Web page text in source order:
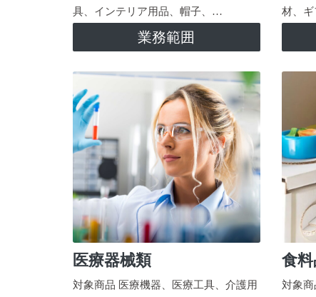
具、インテリア用品、帽子、…
業務範囲
材、
医療器械類
対象商品 医療機器、医療工具、介護用
食
対象